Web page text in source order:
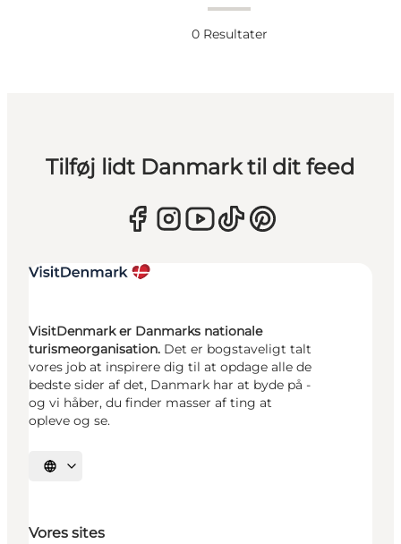
0 Resultater
Tilføj lidt Danmark til dit feed
VisitDenmark er Danmarks nationale
turismeorganisation. Det er bogstaveligt talt
vores job at inspirere dig til at opdage alle de
bedste sider af det, Danmark har at byde på -
og vi håber, du finder masser af ting at
opleve og se.
Vælg sprog
Vores sites